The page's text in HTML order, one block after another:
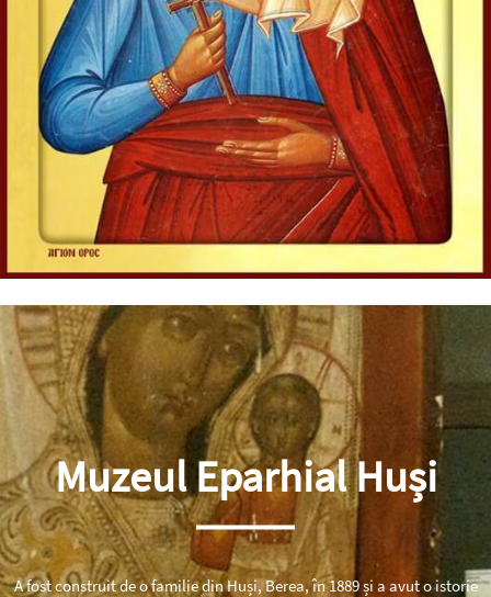
Muzeul Eparhial Huși
A fost construit de o familie din Huși, Berea, în 1889 și a avut o istorie